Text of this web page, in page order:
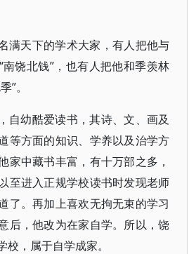
满天下的学术大家，有人把他与
饶北钱”，也有人把他和季羡林
”。
自幼酷爱读书，其诗、文、画及
等方面的知识、学养以及治学方
家中藏书丰富，有十万部之多，
至进入正规学校读书时发现老师
了。再加上喜欢无拘无束的学习
后，他改为在家自学。所以，饶
，属于自学成家。